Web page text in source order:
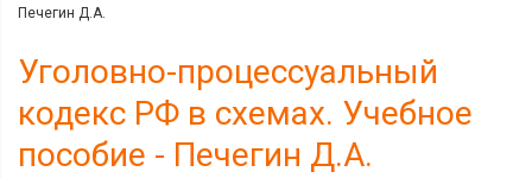
Печегин Д.А.
Уголовно-процессуальный
кодекс РФ в схемах. Учебное
пособие - Печегин Д.А.